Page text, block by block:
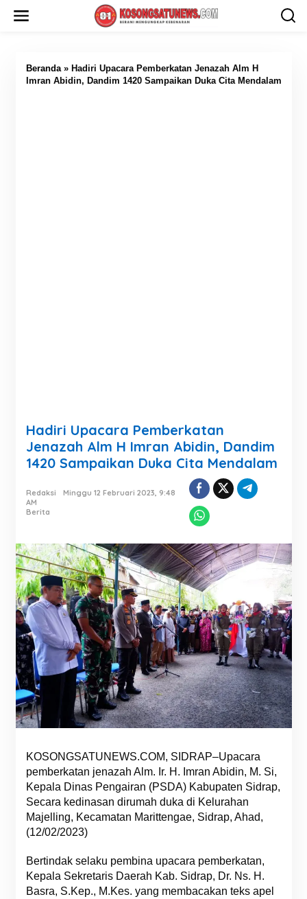
Beranda» Hadiri Upacara Pemberkatan Jenazah Alm H
Imran Abidin, Dandim 1420 Sampaikan Duka Cita Mendalam
Hadiri Upacara Pemberkatan
Jenazah Alm H Imran Abidin, Dandim
1420 Sampaikan Duka Cita Mendalam
Redaksi
Minggu 12 Februari 2023, 9:48
AM
Berita
KOSONGSATUNEWS.COM, SIDRAP–Upacara
pemberkatan jenazah Alm. Ir. H. Imran Abidin, M. Si,
Kepala Dinas Pengairan (PSDA) Kabupaten Sidrap,
Secara kedinasan dirumah duka di Kelurahan
Majelling, Kecamatan Marittengae, Sidrap, Ahad,
(12/02/2023)
Bertindak selaku pembina upacara pemberkatan,
Kepala Sekretaris Daerah Kab. Sidrap, Dr. Ns. H.
Basra, S.Kep., M.Kes. yang membacakan teks apel